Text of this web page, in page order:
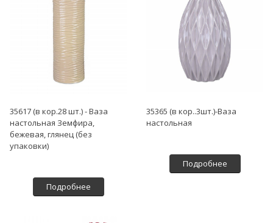
35617 (в кор.28 шт.) - Ваза
настольная Земфира,
бежевая, глянец (без
упаковки)
Подробнее
35365 (в кор..3шт.)-Ваза
настольная
Подробнее